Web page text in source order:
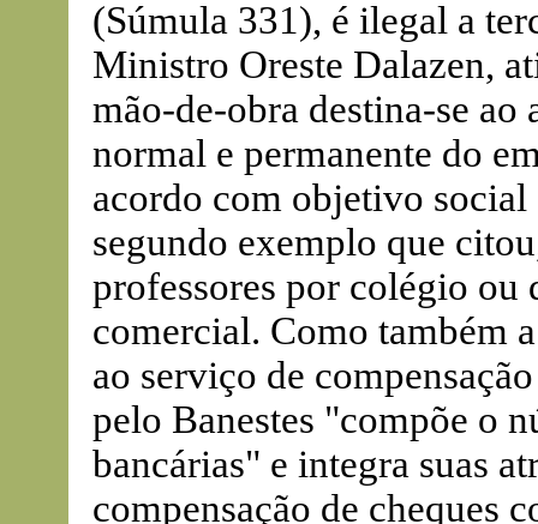
(Súmula 331), é ilegal a
Ministro Oreste Dalazen,
mão-de-obra destina-se ao
normal e permanente do
acordo com objetivo social
segundo exemplo que
professores por colégio ou
comercial. Como também
ao serviço de
pelo Banestes "compõe o
bancárias" e integra suas
compensação de cheques